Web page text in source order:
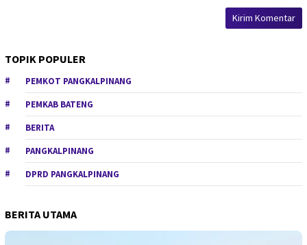
TOPIK POPULER
PEMKOT PANGKALPINANG
PEMKAB BATENG
BERITA
PANGKALPINANG
DPRD PANGKALPINANG
BERITA UTAMA